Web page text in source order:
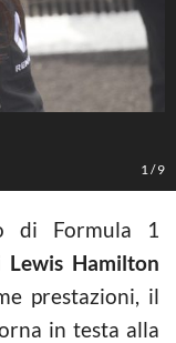
1 /9
di Formula 1
Lewis Hamilton
prestazioni, il
in testa alla